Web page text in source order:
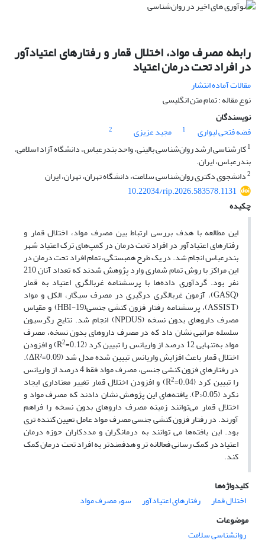
رابطه مصرف مواد، اختلال قمار و رفتارهای اعتیادآور
در افراد تحت درمان اعتیاد
مقالات آماده انتشار
نوع مقاله : تمام متن انگلیسی
نویسندگان
فضه فتحی لیواری
1 مجید عزیزی
2
1کارشناسی ارشد روان‌شناسی بالینی، واحد بندرعباس، دانشگاه آزاد اسلامی،
بندرعباس، ایران.
2دانشجوی دکتری روان‌شناسی سلامت، دانشگاه تهران، تهران، ایران
10.22034/rip.2026.583578.1131
چکیده
این مطالعه با هدف بررسی ارتباط بین مصرف مواد، اختلال قمار و
رفتارهای اعتیادآور در افراد تحت درمان در کمپ‌های ترک اعتیاد شهر
بندرعباس انجام شد. در یک طرح همبستگی، تمام افراد تحت درمان در
این مراکز با روش تمام شماری وارد پژوهش شدند که تعداد آنان 210
نفر بود. گردآوری داده‌ها با پرسشنامه غربالگری اعتیاد به قمار
(GASQ)، آزمون غربالگری درگیری در مصرف سیگار، الکل و مواد
(ASSIST)، پرسشنامه رفتار فزون کنشی جنسی(HBI-19) و مقیاس
مصرف داروهای بدون نسخه (NPDUS) انجام شد. نتایج رگرسیون
سلسله مراتبی نشان داد که در مصرف داروهای بدون نسخه، مصرف
مواد به‌تنهایی 12 درصد از واریانس را تبیین کرد (0.12=R 2 ) و افزودن
اختلال قمار باعث افزایش واریانس تبیین شده مدل شد (0.09=ΔR²).
در رفتارهای فزون کنشی جنسی، مصرف مواد فقط 4 درصد از واریانس
را تبیین کرد (0.04=R 2 ) و افزودن اختلال قمار تغییر معناداری ایجاد
نکرد (0.05<P). یافته‌های این پژوهش نشان دادند که مصرف مواد و
اختلال قمار می‌توانند زمینه مصرف داروهای بدون نسخه را فراهم
آورند. در رفتار فزون کنشی جنسی مصرف مواد عامل تعیین کننده تری
بود. این یافته‌ها می توانند به درمانگران و مددکاران حوزه درمان
اعتیاد در کمک رسانی فعالانه تر و هدفمندتر به افراد تحت درمان کمک
کند.
کلیدواژه‌ها
اختلال قمار
رفتارهای اعتیادآور
سوء مصرف مواد
موضوعات
روانشناسی سلامت